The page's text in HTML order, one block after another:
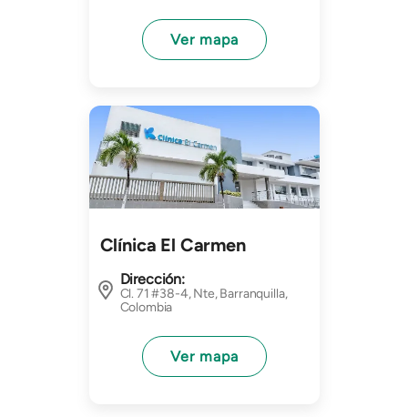
Ver mapa
Imagen
Clínica El Carmen
Dirección:
Cl. 71 #38-4, Nte, Barranquilla,
Colombia
Ver mapa